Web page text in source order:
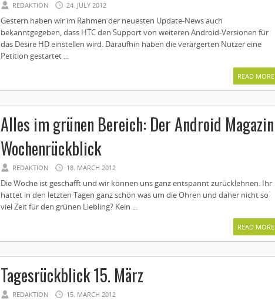
REDAKTION 24. JULY 2012
Gestern haben wir im Rahmen der neuesten Update-News auch
bekanntgegeben, dass HTC den Support von weiteren Android-Versionen für
das Desire HD einstellen wird. Daraufhin haben die verärgerten Nutzer eine
Petition gestartet ...
READ MORE
Alles im grünen Bereich: Der Android Magazin
Wochenrückblick
REDAKTION 18. MARCH 2012
Die Woche ist geschafft und wir können uns ganz entspannt zurücklehnen. Ihr
hattet in den letzten Tagen ganz schön was um die Ohren und daher nicht so
viel Zeit für den grünen Liebling? Kein ...
READ MORE
Tagesrückblick 15. März
REDAKTION 15. MARCH 2012